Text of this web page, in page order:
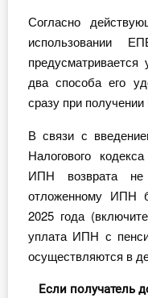
Согласно
использовании
два способа его
сразу при
В связи с
Налогового
ИПН возврата не
отложенному ИПН
2025 года
уплата ИПН с
осуществляются в
Если получатель